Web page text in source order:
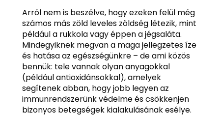
Arról nem is beszélve, hogy ezeken felül még
számos más zöld leveles zöldség létezik, mint
például a rukkola vagy éppen a jégsaláta.
Mindegyiknek megvan a maga jellegzetes íze
és hatása az egészségünkre – de ami közös
bennük: tele vannak olyan anyagokkal
(például antioxidánsokkal), amelyek
segítenek abban, hogy jobb legyen az
immunrendszerünk védelme és csökkenjen
bizonyos betegségek kialakulásának esélye.